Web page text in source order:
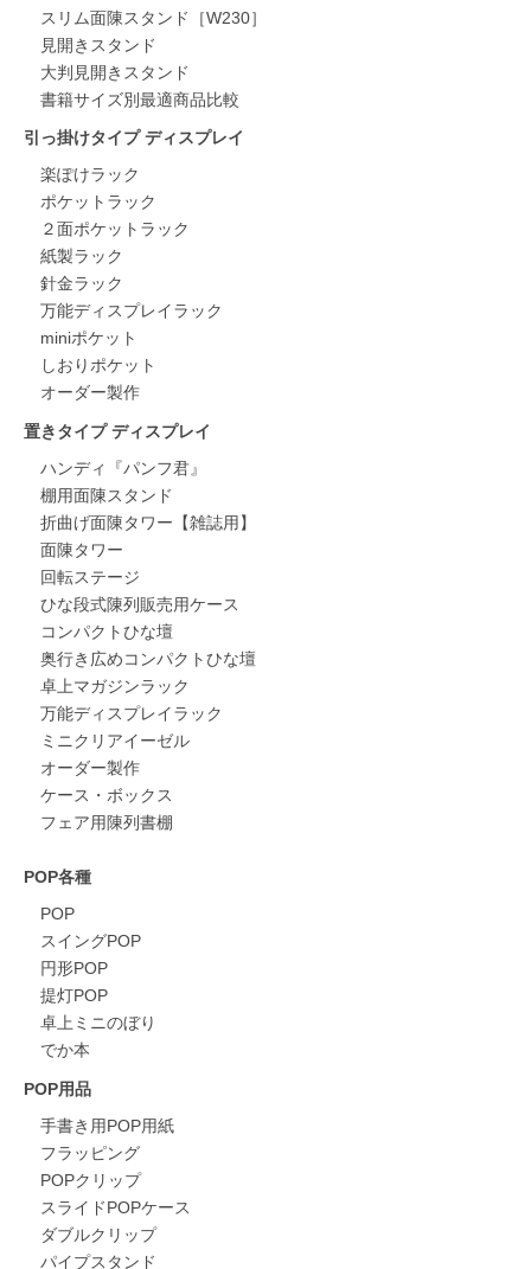
スリム面陳スタンド［W230］
見開きスタンド
大判見開きスタンド
書籍サイズ別最適商品比較
引っ掛けタイプ ディスプレイ
楽ぽけラック
ポケットラック
２面ポケットラック
紙製ラック
針金ラック
万能ディスプレイラック
miniポケット
しおりポケット
オーダー製作
置きタイプ ディスプレイ
ハンディ『パンフ君』
棚用面陳スタンド
折曲げ面陳タワー【雑誌用】
面陳タワー
回転ステージ
ひな段式陳列販売用ケース
コンパクトひな壇
奥行き広めコンパクトひな壇
卓上マガジンラック
万能ディスプレイラック
ミニクリアイーゼル
オーダー製作
ケース・ボックス
フェア用陳列書棚
POP各種
POP
スイングPOP
円形POP
提灯POP
卓上ミニのぼり
でか本
POP用品
手書き用POP用紙
フラッピング
POPクリップ
スライドPOPケース
ダブルクリップ
パイプスタンド